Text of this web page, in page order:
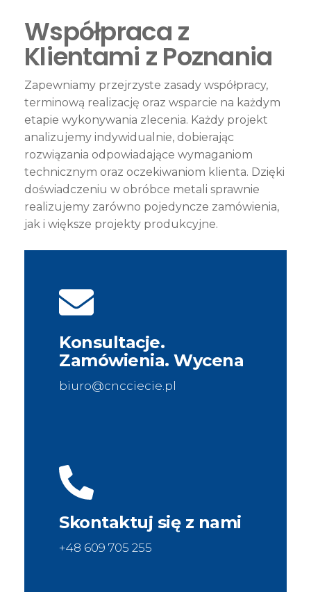
Współpraca z
Klientami z Poznania
Zapewniamy przejrzyste zasady współpracy,
terminową realizację oraz wsparcie na każdym
etapie wykonywania zlecenia. Każdy projekt
analizujemy indywidualnie, dobierając
rozwiązania odpowiadające wymaganiom
technicznym oraz oczekiwaniom klienta. Dzięki
doświadczeniu w obróbce metali sprawnie
realizujemy zarówno pojedyncze zamówienia,
jak i większe projekty produkcyjne.
Konsultacje.
Zamówienia. Wycena
biuro@cncciecie.pl
Skontaktuj się z nami
+48 609 705 255